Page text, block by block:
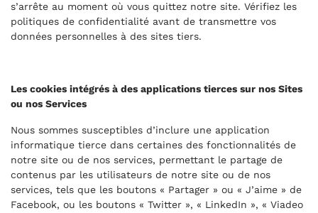
s’arrête au moment où vous quittez notre site. Vérifiez les
politiques de confidentialité avant de transmettre vos
données personnelles à des sites tiers.
Les cookies intégrés à des applications tierces sur nos Sites
ou nos Services
Nous sommes susceptibles d’inclure une application
informatique tierce dans certaines des fonctionnalités de
notre site ou de nos services, permettant le partage de
contenus par les utilisateurs de notre site ou de nos
services, tels que les boutons « Partager » ou « J’aime » de
Facebook, ou les boutons « Twitter », « LinkedIn », « Viadeo